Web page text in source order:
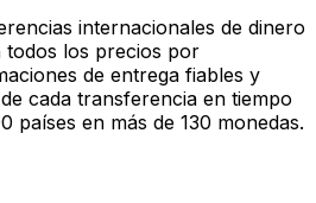
internacionales de dinero
todos los precios por
de entrega fiables y
cada transferencia en tiempo
países en más de 130 monedas.